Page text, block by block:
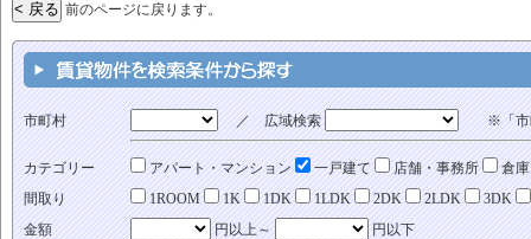
前のページに戻ります。
市町村 ／ 広域検索 ※「市町
カテゴリー アパート・マンション 一戸建て 店舗・事務所
倉庫
間取り
1ROOM 1K 1DK 1LDK 2DK 2LDK
3DK
金額
円以上～
円以下